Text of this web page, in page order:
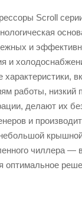
Scroll
и
и
характеристики,
работы, низкий
делают их
и
чиллера —
оптимальное